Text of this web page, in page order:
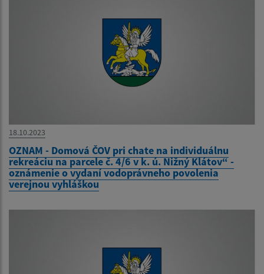
18.10.2023
OZNAM - Domová ČOV pri chate na individuálnu
rekreáciu na parcele č. 4/6 v k. ú. Nižný Klátov“ -
oznámenie o vydaní vodoprávneho povolenia
verejnou vyhláškou